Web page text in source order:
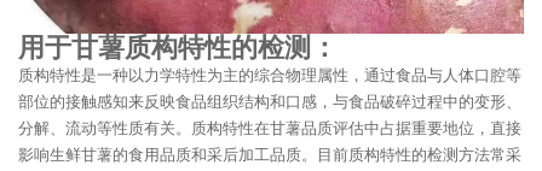
用于甘薯质构特性的检测：
质构特性是一种以力学特性为主的综合物理属性，通过食品与人体口腔等
部位的接触感知来反映食品组织结构和口感，与食品破碎过程中的变形、
分解、流动等性质有关。质构特性在甘薯品质评估中占据重要地位，直接
影响生鲜甘薯的食用品质和采后加工品质。目前质构特性的检测方法常采